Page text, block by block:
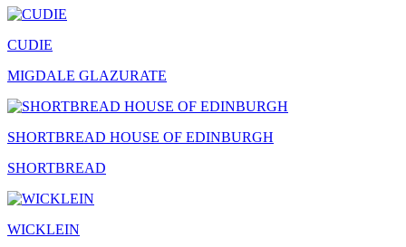
CUDIE
MIGDALE GLAZURATE
SHORTBREAD HOUSE OF EDINBURGH
SHORTBREAD
WICKLEIN